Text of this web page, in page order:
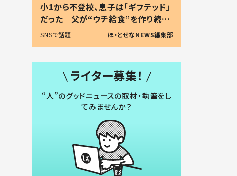
小1から不登校、息子は「ギフテッド」
だった 父が“ウチ給食”を作り続け
る理由とは #令和の親 #令和の子
SNSで話題 ほ・とせなNEWS編集部
ライター募集！
“人”のグッドニュースの取材・執筆をし
てみませんか？